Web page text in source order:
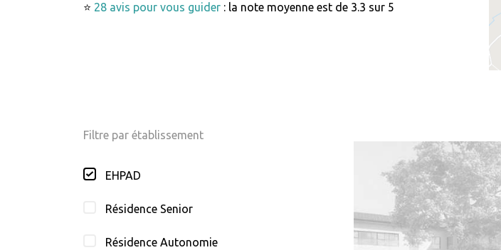
⭐ 28 avis pour vous guider : la note moyenne est de 3.3 sur 5
Filtre par établissement
EHPAD
Résidence Senior
Résidence Autonomie